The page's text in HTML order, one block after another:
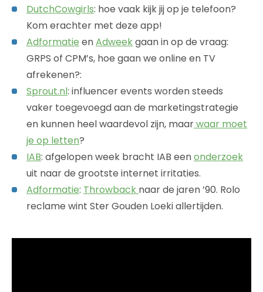
DutchCowgirls: hoe vaak kijk jij op je telefoon?
Kom erachter met deze app!
Adformatie enAdweekgaan in op de vraag:
GRPS of CPM’s, hoe gaan we online en TV
afrekenen?:
Sprout.nl: influencer events worden steeds
vaker toegevoegd aan de marketingstrategie
en kunnen heel waardevol zijn, maarwaar moet
je op letten?
IAB: afgelopen week bracht IAB eenonderzoek
uit naar de grootste internet irritaties.
Adformatie: Throwback naar de jaren ’90. Rolo
reclame wint Ster Gouden Loeki allertijden.